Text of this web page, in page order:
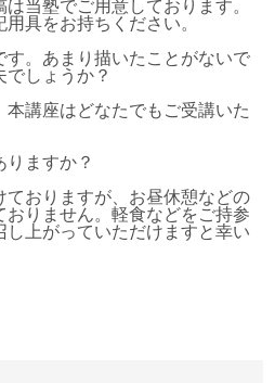
当塾でご用意しております。
具をお持ちください。
す。あまり描いたことがないで
しょうか？
講座はどなたでもご受講いた
りますか？
おりますが、お昼休憩などの
おりません。軽食などをご持参
し上がっていただけますと幸い